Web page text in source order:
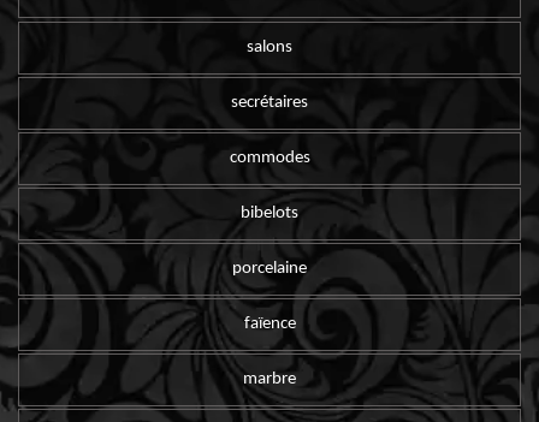
salons
secrétaires
commodes
bibelots
porcelaine
faïence
marbre